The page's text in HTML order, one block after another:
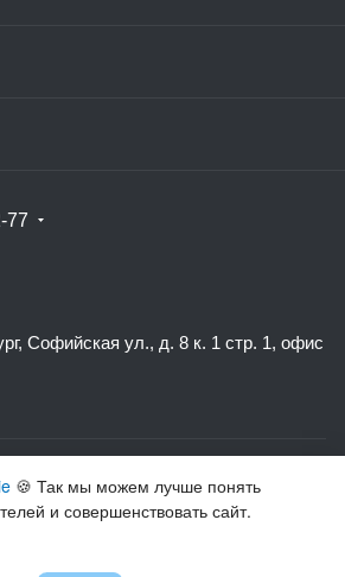
77
Софийская ул., д. 8 к. 1 стр. 1, офис
🍪 Так мы можем лучше понять
и совершенствовать сайт.